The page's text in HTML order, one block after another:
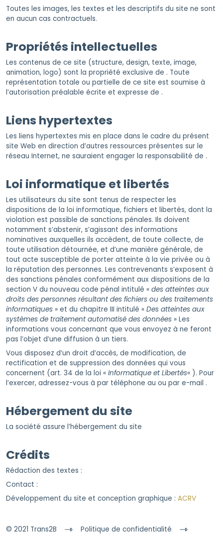
Toutes les images, les textes et les descriptifs du site ne sont
en aucun cas contractuels.
Propriétés intellectuelles
Les contenus de ce site (structure, design, texte, image,
animation, logo) sont la propriété exclusive de . Toute
représentation totale ou partielle de ce site est soumise à
l’autorisation préalable écrite et expresse de .
Liens hypertextes
Les liens hypertextes mis en place dans le cadre du présent
site Web en direction d’autres ressources présentes sur le
réseau Internet, ne sauraient engager la responsabilité de .
Loi informatique et libertés
Les utilisateurs du site sont tenus de respecter les
dispositions de la loi informatique, fichiers et libertés, dont la
violation est passible de sanctions pénales. Ils doivent
notamment s’abstenir, s’agissant des informations
nominatives auxquelles ils accèdent, de toute collecte, de
toute utilisation détournée, et d’une manière générale, de
tout acte susceptible de porter atteinte à la vie privée ou à
la réputation des personnes. Les contrevenants s’exposent à
des sanctions pénales conformément aux dispositions de la
section V du nouveau code pénal intitulé « des atteintes aux
droits des personnes résultant des fichiers ou des traitements
informatiques » et du chapitre III intitulé « Des atteintes aux
systèmes de traitement automatisé des données » Les
informations vous concernant que vous envoyez à ne feront
pas l’objet d’une diffusion à un tiers.
Vous disposez d’un droit d’accès, de modification, de
rectification et de suppression des données qui vous
concernent (art. 34 de la loi « Informatique et Libertés« ). Pour
l’exercer, adressez-vous à par téléphone au ou par e-mail .
Hébergement du site
La société assure l’hébergement du site
Crédits
Rédaction des textes :
Contact :
Développement du site et conception graphique : ACRV
© 2021 Trans2B
Politique de confidentialité